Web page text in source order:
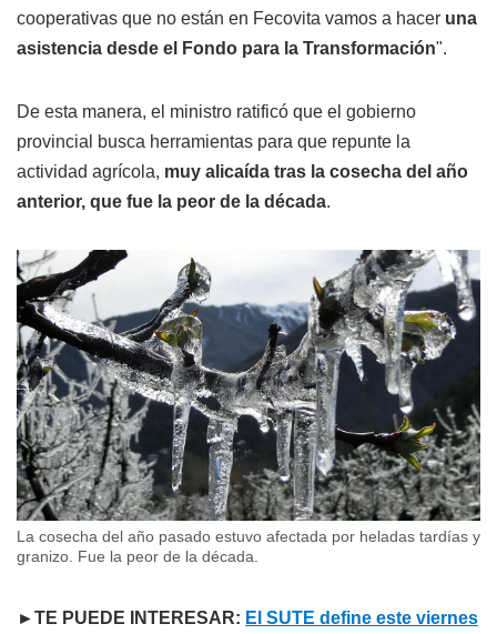
cooperativas que no están en Fecovita vamos a hacer una
asistencia desde el Fondo para la Transformación".
De esta manera, el ministro ratificó que el gobierno
provincial busca herramientas para que repunte la
actividad agrícola, muy alicaída tras la cosecha del año
anterior, que fue la peor de la década.
La cosecha del año pasado estuvo afectada por heladas tardías y
granizo. Fue la peor de la década.
►TE PUEDE INTERESAR: El SUTE define este viernes